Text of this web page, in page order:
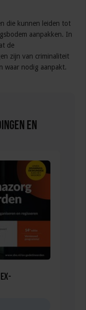
die kunnen leiden tot
aanpakken. In
de
zijn van criminaliteit
waar nodig aanpakt.
en